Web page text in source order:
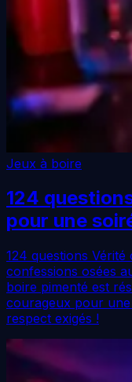
Jeux à boire
124
pour une
124 questions
confessions osées
boire pimenté est
courageux pour
respect exigés !